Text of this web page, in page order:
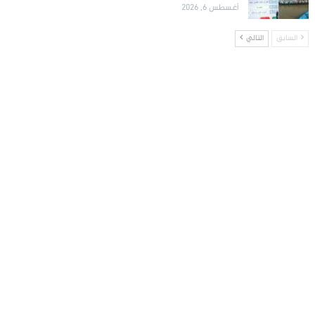
أغسطس 6, 2026
السابق التالي